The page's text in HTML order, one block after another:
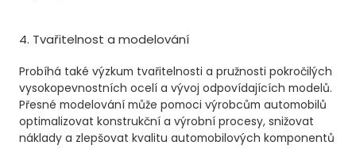
4. Tvařitelnost a modelování
Probíhá také výzkum tvařitelnosti a pružnosti pokročilých
vysokopevnostních ocelí a vývoj odpovídajících modelů.
Přesné modelování může pomoci výrobcům automobilů
optimalizovat konstrukční a výrobní procesy, snižovat
náklady a zlepšovat kvalitu automobilových komponentů